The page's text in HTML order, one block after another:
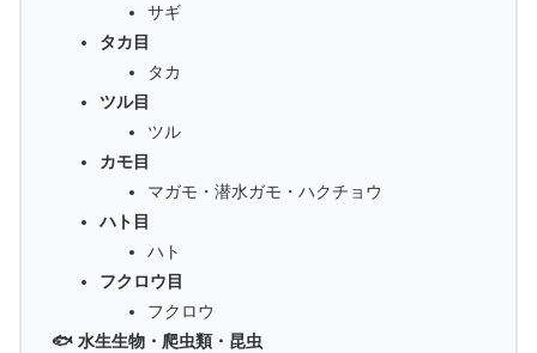
サギ
タカ目
タカ
ツル目
ツル
カモ目
マガモ・潜水ガモ・ハクチョウ
ハト目
ハト
フクロウ目
フクロウ
🐟 水生生物・爬虫類・昆虫